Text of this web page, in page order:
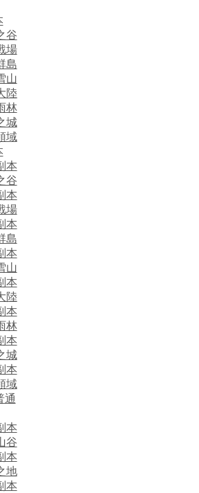
谷
場
島
山
陸
林
城
域
本
谷
本
場
本
島
本
山
本
陸
本
林
本
城
本
域
通
本
谷
本
地
本